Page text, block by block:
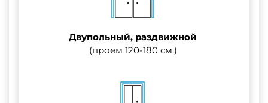
Двупольный, раздвижной
(проем 120-180 см.)